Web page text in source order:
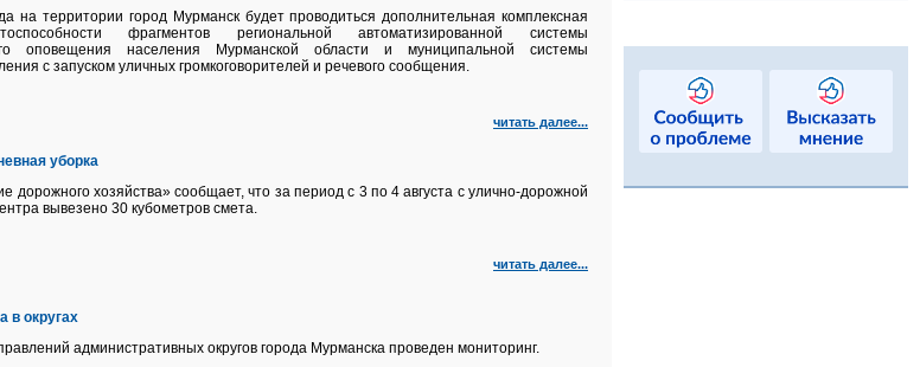
на территории город Мурманск будет проводиться дополнительная комплексная
фрагментов региональной автоматизированной системы
оповещения населения Мурманской области и муниципальной системы
с запуском уличных громкоговорителей и речевого сообщения.
читать далее...
уборка
дорожного хозяйства» сообщает, что за период с 3 по 4 августа с улично‑дорожной
вывезено 30 кубометров смета.
читать далее...
в округах
административных округов города Мурманска проведен мониторинг.